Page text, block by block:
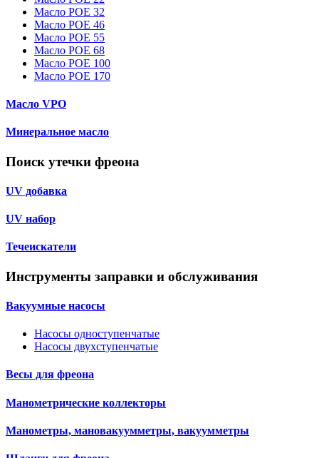
Масло POE 32
Масло POE 46
Масло POE 55
Масло POE 68
Масло POE 100
Масло POE 170
Масло VPO
Минеральное масло
Поиск утечки фреона
UV добавка
UV набор
Течеискатели
Инструменты заправки и обслуживания
Вакуумные насосы
Насосы одноступенчатые
Насосы двухступенчатые
Весы для фреона
Манометрические коллекторы
Манометры, мановакуумметры, вакуумметры